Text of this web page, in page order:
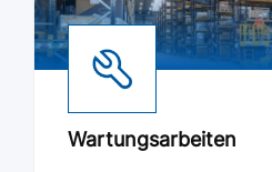
Wartungsarbeiten